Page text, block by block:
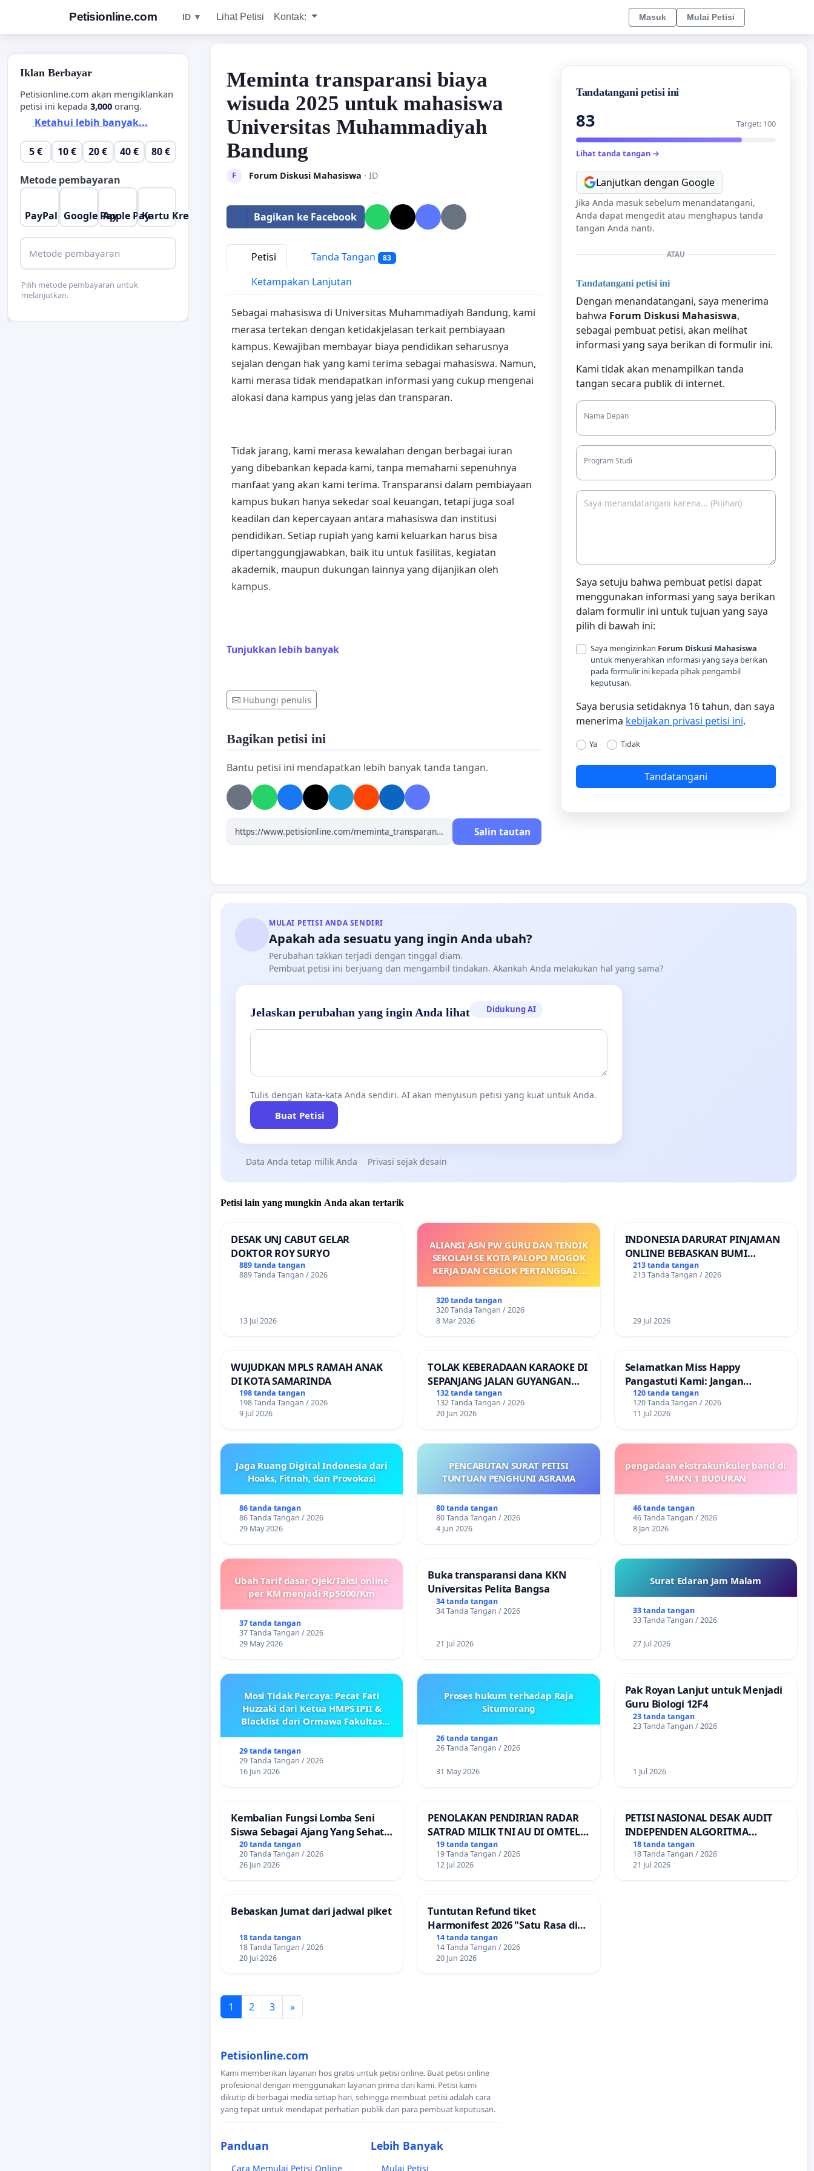
Petisionline.com ID ▼ Lihat Petisi Kontak: Masuk Mulai Petisi
Meminta transparansi biaya
wisuda 2025 untuk mahasiswa
Universitas Muhammadiyah
Bandung
F Forum Diskusi Mahasiswa · ID
Bagikan ke Facebook
Petisi Tanda Tangan 83
Ketampakan Lanjutan
Sebagai mahasiswa di Universitas Muhammadiyah Bandung, kami
merasa tertekan dengan ketidakjelasan terkait pembiayaan
kampus. Kewajiban membayar biaya pendidikan seharusnya
sejalan dengan hak yang kami terima sebagai mahasiswa. Namun,
kami merasa tidak mendapatkan informasi yang cukup mengenai
alokasi dana kampus yang jelas dan transparan.
Tidak jarang, kami merasa kewalahan dengan berbagai iuran
yang dibebankan kepada kami, tanpa memahami sepenuhnya
manfaat yang akan kami terima. Transparansi dalam pembiayaan
kampus bukan hanya sekedar soal keuangan, tetapi juga soal
keadilan dan kepercayaan antara mahasiswa dan institusi
pendidikan. Setiap rupiah yang kami keluarkan harus bisa
dipertanggungjawabkan, baik itu untuk fasilitas, kegiatan
akademik, maupun dukungan lainnya yang dijanjikan oleh
kampus.
memperbaiki hubungan antar mahasiswa dan pihak kampus,
yang lebih kondusif. Di banyak institusi pendidikan lainnya,
langkah-langkah transparansi telah membawa dampak positif,
Sebagai solusi, kami mengusulkan agar pihak kampus
mengadakan diskusi rutin dan laporan terbuka mengenai
pembiayaan. Ini termasuk rincian anggaran tahunan, laporan
penggunaan dana, serta rencana investasi kampus ke depan.
Semua mahasiswa berhak untuk mendapatkan informasi ini
di kampus kita. Dengan menandatangani petisi ini, Anda turut
mendukung terciptanya lingkungan akademik yang lebih adil dan
transparan di Universitas Muhammadiyah Bandung.
Tandatangani dan sebarkan petisi ini kepada teman-teman Anda.
Tunjukkan lebih banyak
Hubungi penulis
Bagikan petisi ini
Bantu petisi ini mendapatkan lebih banyak tanda tangan.
Salin tautan
Tandatangani petisi ini
83 Target: 100
Lihat tanda tangan →
Lanjutkan dengan Google
Jika Anda masuk sebelum menandatangani,
Anda dapat mengedit atau menghapus tanda
tangan Anda nanti.
ATAU
Tandatangani petisi ini
Dengan menandatangani, saya menerima
bahwa Forum Diskusi Mahasiswa,
sebagai pembuat petisi, akan melihat
informasi yang saya berikan di formulir ini.
Kami tidak akan menampilkan tanda
tangan secara publik di internet.
Nama Depan
Program Studi
Saya setuju bahwa pembuat petisi dapat
menggunakan informasi yang saya berikan
dalam formulir ini untuk tujuan yang saya
pilih di bawah ini:
Saya mengizinkan Forum Diskusi Mahasiswa
untuk menyerahkan informasi yang saya berikan
pada formulir ini kepada pihak pengambil
keputusan.
Saya berusia setidaknya 16 tahun, dan saya
menerima kebijakan privasi petisi ini.
Ya Tidak
Tandatangani
MULAI PETISI ANDA SENDIRI
Apakah ada sesuatu yang ingin Anda ubah?
Perubahan takkan terjadi dengan tinggal diam.
Pembuat petisi ini berjuang dan mengambil tindakan. Akankah Anda melakukan hal yang sama?
Jelaskan perubahan yang ingin Anda lihat Didukung AI
Tulis dengan kata-kata Anda sendiri. AI akan menyusun petisi yang kuat untuk Anda.
Buat Petisi
Data Anda tetap milik Anda Privasi sejak desain
Petisi lain yang mungkin Anda akan tertarik
DESAK UNJ CABUT GELAR
DOKTOR ROY SURYO
889 tanda tangan
889 Tanda Tangan / 2026
13 Jul 2026
ALIANSI ASN PW GURU DAN TENDIK
SEKOLAH SE KOTA PALOPO MOGOK
KERJA DAN CEKLOK PERTANGGAL 9
DIKELUARKANNYA SK KONTRAK
UPAH DAN KEJELASAN SUMBER GAJI
320 tanda tangan
320 Tanda Tangan / 2026
8 Mar 2026
INDONESIA DARURAT PINJAMAN
ONLINE! BEBASKAN BUMI
PERTIWI DARI TEROR PINJAMAN
ONLINE! TUTUP PINJOL!
213 tanda tangan
213 Tanda Tangan / 2026
29 Jul 2026
WUJUDKAN MPLS RAMAH ANAK
DI KOTA SAMARINDA
198 tanda tangan
198 Tanda Tangan / 2026
9 Jul 2026
TOLAK KEBERADAAN KARAOKE DI
SEPANJANG JALAN GUYANGAN
(Trangkil) - JETAK (Wedarijaksa)
Kab. PATI
132 tanda tangan
132 Tanda Tangan / 2026
20 Jun 2026
Selamatkan Miss Happy
Pangastuti Kami: Jangan
Putuskan Pengabdian yang Telah
Teruji
120 tanda tangan
120 Tanda Tangan / 2026
11 Jul 2026
Jaga Ruang Digital Indonesia dari
Hoaks, Fitnah, dan Provokasi
86 tanda tangan
86 Tanda Tangan / 2026
29 May 2026
PENCABUTAN SURAT PETISI
TUNTUAN PENGHUNI ASRAMA
80 tanda tangan
80 Tanda Tangan / 2026
4 Jun 2026
pengadaan ekstrakurikuler band di
SMKN 1 BUDURAN
46 tanda tangan
46 Tanda Tangan / 2026
8 Jan 2026
Ubah Tarif dasar Ojek/Taksi online
per KM menjadi Rp5000/Km
37 tanda tangan
37 Tanda Tangan / 2026
29 May 2026
Buka transparansi dana KKN
Universitas Pelita Bangsa
34 tanda tangan
34 Tanda Tangan / 2026
21 Jul 2026
Surat Edaran Jam Malam
33 tanda tangan
33 Tanda Tangan / 2026
27 Jul 2026
Mosi Tidak Percaya: Pecat Fati
Huzzaki dari Ketua HMPS IPII &
Blacklist dari Ormawa Fakultas
29 tanda tangan
29 Tanda Tangan / 2026
16 Jun 2026
Proses hukum terhadap Raja
Situmorang
26 tanda tangan
26 Tanda Tangan / 2026
31 May 2026
Pak Royan Lanjut untuk Menjadi
Guru Biologi 12F4
23 tanda tangan
23 Tanda Tangan / 2026
1 Jul 2026
Kembalian Fungsi Lomba Seni
Siswa Sebagai Ajang Yang Sehat
Tanpa Tindakan Provokatif
20 tanda tangan
20 Tanda Tangan / 2026
26 Jun 2026
PENOLAKAN PENDIRIAN RADAR
SATRAD MILIK TNI AU DI OMTEL
KECAMATAN ALOR BARAT LAUT,
KABUPATEN ALOR
19 tanda tangan
19 Tanda Tangan / 2026
12 Jul 2026
PETISI NASIONAL DESAK AUDIT
INDEPENDEN ALGORITMA
PEMBAGIAN ORDER
TRANSPORTASI ONLINE
18 tanda tangan
18 Tanda Tangan / 2026
21 Jul 2026
Bebaskan Jumat dari jadwal piket
18 tanda tangan
18 Tanda Tangan / 2026
20 Jul 2026
Tuntutan Refund tiket
Harmonifest 2026 "Satu Rasa di
Sudut Kota", Kuningan,
Jawabarat
14 tanda tangan
14 Tanda Tangan / 2026
20 Jun 2026
1 2 3 »
Petisionline.com
Kami memberikan layanan hos gratis untuk petisi online. Buat petisi online
profesional dengan menggunakan layanan prima dari kami. Petisi kami
dikutip di berbagai media setiap hari, sehingga membuat petisi adalah cara
yang tepat untuk mendapat perhatian publik dan para pembuat keputusan.
Panduan
Cara Memulai Petisi Online
Lebih Banyak
Mulai Petisi
Iklan Berbayar
Petisionline.com akan mengiklankan
petisi ini kepada 3,000 orang.
Ketahui lebih banyak...
5 € 10 € 20 € 40 € 80 €
Metode pembayaran
PayPal Google PayApple PayKartu Kredit
Metode pembayaran
Pilih metode pembayaran untuk
melanjutkan.